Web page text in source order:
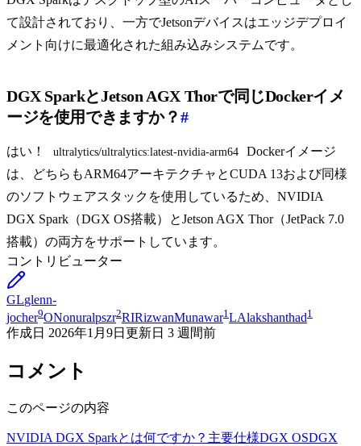
て設計されており、一方でJetsonデバイスはエッジデプロイ
メント向けに最適化された組み込みシステムです。
DGX SparkとJetson AGX Thorで同じDockerイメ
ージを使用できますか？#
はい！ ultralytics/ultralytics:latest-nvidia-arm64
Dockerイメージ
は、どちらもARM64アーキテクチャとCUDA 13および同様
のソフトウェアスタックを使用しているため、NVIDIA
DGX Spark（DGX OS搭載）とJetson AGX Thor（JetPack 7.0
搭載）の両方をサポートしています。
コントリビューター
GLglenn-
jocher9ONonuralpszr2RIRizwanMunawar1 LAlakshanthad1
作成日 2026年1月9日 更新日 3 週間前
コメント
このページの内容
NVIDIA DGX Sparkとは何ですか？ 主要仕様DGX OSDGX